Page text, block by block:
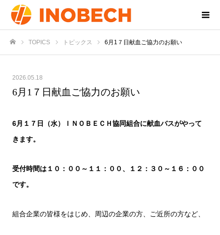
TOPICS トピックス 6月1７日献血ご協力のお願い
2026.05.18
6月1７日献血ご協力のお願い
6月１７日（水）ＩＮＯＢＥＣＨ協同組合に献血バスがやって
きます。
受付時間は１０：００～１１：００、１２：３０～１６：００
です。
組合企業の皆様をはじめ、周辺の企業の方、ご近所の方など、